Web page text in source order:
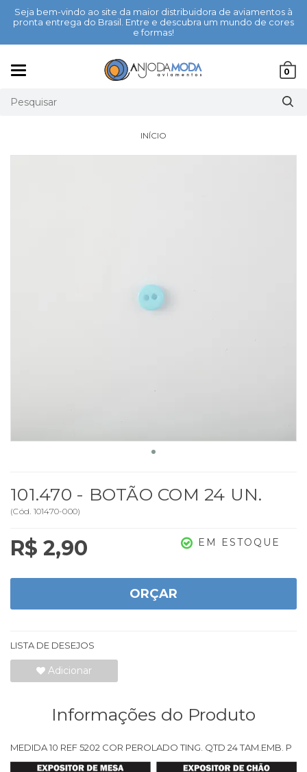
Seja bem-vindo ao site da maior distribuidora de aviamentos à
pronta entrega do Brasil. Entre e descubra um mundo de cores
e formas!
0
INÍCIO
101.470 - BOTÃO COM 24 UN.
(Cód. 101470-000)
R$ 2,90 EM ESTOQUE
ORÇAR
LISTA DE DESEJOS
Adicionar
Informações do Produto
MEDIDA 10 REF 5202 COR PEROLADO TING. QTD 24 TAM.EMB. P